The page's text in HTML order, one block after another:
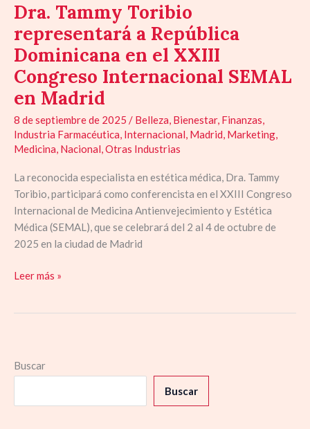
Dra. Tammy Toribio
representará a República
Dominicana en el XXIII
Congreso Internacional SEMAL
en Madrid
8 de septiembre de 2025 / Belleza Bienestar, Finanzas
Industria Farmacéutica Internacional Madrid Marketing
Medicina Nacional Otras Industrias
La reconocida especialista en estética médica, Dra. Tammy
Toribio, participará como conferencista en el XXIII Congreso
Internacional de Medicina Antienvejecimiento y Estética
Médica (SEMAL), que se celebrará del 2 al 4 de octubre de
2025 en la ciudad de Madrid
Leer más »
Buscar
Buscar